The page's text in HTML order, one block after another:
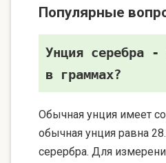
Популярные
Унция серебра -
в граммах?
Обычная унция имеет
обычная унция равна
серербра. Для